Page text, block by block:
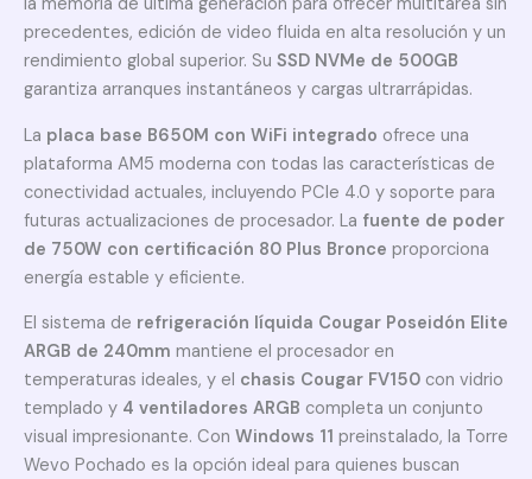
precedentes, edición de video fluida en alta resolución y un
rendimiento global superior. Su SSD NVMe de 500GB
garantiza arranques instantáneos y cargas ultrarrápidas.
La placa base B650M con WiFi integrado ofrece una
plataforma AM5 moderna con todas las características de
conectividad actuales, incluyendo PCIe 4.0 y soporte para
futuras actualizaciones de procesador. La fuente de poder
de 750W con certificación 80 Plus Bronce proporciona
energía estable y eficiente.
El sistema de refrigeración líquida Cougar Poseidón Elite
ARGB de 240mm mantiene el procesador en
temperaturas ideales, y el chasis Cougar FV150 con vidrio
templado y 4 ventiladores ARGB completa un conjunto
visual impresionante. Con Windows 11 preinstalado, la Torre
Wevo Pochado es la opción ideal para quienes buscan